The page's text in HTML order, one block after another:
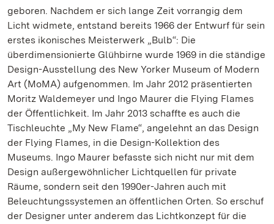
geboren. Nachdem er sich lange Zeit vorrangig dem
Licht widmete, entstand bereits 1966 der Entwurf für sein
erstes ikonisches Meisterwerk „Bulb“: Die
überdimensionierte Glühbirne wurde 1969 in die ständige
Design-Ausstellung des New Yorker Museum of Modern
Art (MoMA) aufgenommen. Im Jahr 2012 präsentierten
Moritz Waldemeyer und Ingo Maurer die Flying Flames
der Öffentlichkeit. Im Jahr 2013 schaffte es auch die
Tischleuchte „My New Flame“, angelehnt an das Design
der Flying Flames, in die Design-Kollektion des
Museums. Ingo Maurer befasste sich nicht nur mit dem
Design außergewöhnlicher Lichtquellen für private
Räume, sondern seit den 1990er-Jahren auch mit
Beleuchtungssystemen an öffentlichen Orten. So erschuf
der Designer unter anderem das Lichtkonzept für die